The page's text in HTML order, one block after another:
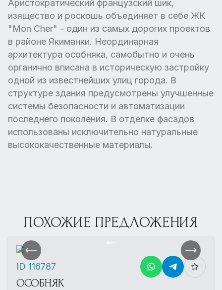
Аристократический французский шик,
изящество и роскошь объединяет в себе ЖК
"Mon Cher" - один из самых дорогих проектов
в районе Якиманки. Неординарная
архитектура особняка, самобытно и очень
органично вписана в историческую застройку
одной из известнейших улиц города. В
структуре здания предусмотрены улучшенные
системы безопасности и автоматизации
последнего поколения. В отделке фасадов
использованы исключительно натуральные
высококачественные материалы.
ПОХОЖИЕ ПРЕДЛОЖЕНИЯ
ОСОБНЯК
ID 116787